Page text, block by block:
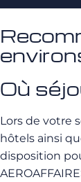
Où
Lors de votre
hôtels ainsi
disposition